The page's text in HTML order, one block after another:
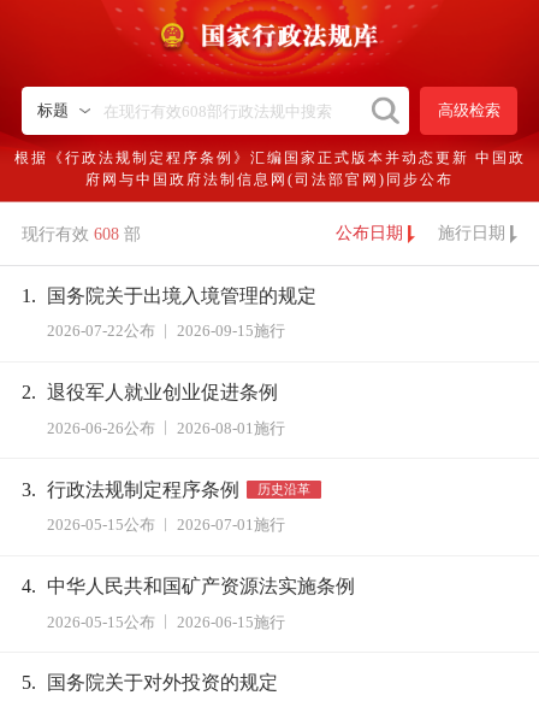
标题 高级检索
根据《行政法规制定程序条例》汇编国家正式版本并动态更新 中国政
府网与中国政府法制信息网(司法部官网)同步公布
现行有效 608部 公布日期 施行日期
1. 国务院关于出境入境管理的规定
2026-07-22公布 2026-09-15施行
2. 退役军人就业创业促进条例
2026-06-26公布 2026-08-01施行
3. 行政法规制定程序条例 历史沿革
2026-05-15公布 2026-07-01施行
4. 中华人民共和国矿产资源法实施条例
2026-05-15公布 2026-06-15施行
5. 国务院关于对外投资的规定